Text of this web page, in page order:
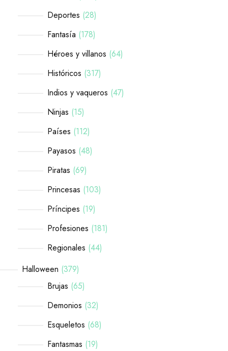
Deportes 28
Fantasía 178
Héroes y villanos 64
Históricos 317
Indios y vaqueros 47
Ninjas 15
Países 112
Payasos 48
Piratas 69
Princesas 103
Príncipes 19
Profesiones 181
Regionales 44
Halloween 379
Brujas 65
Demonios 32
Esqueletos 68
Fantasmas 19